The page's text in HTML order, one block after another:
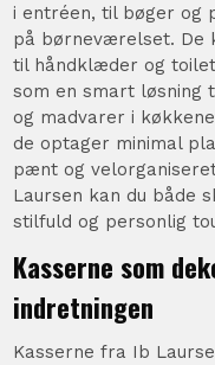
i entréen, til bøger og
på børneværelset. De
til håndklæder og
som en smart løsning
og madvarer i
de optager minimal
pænt og
Laursen kan du både
stilfuld og personlig
Kasserne som
indretningen
Kasserne fra Ib